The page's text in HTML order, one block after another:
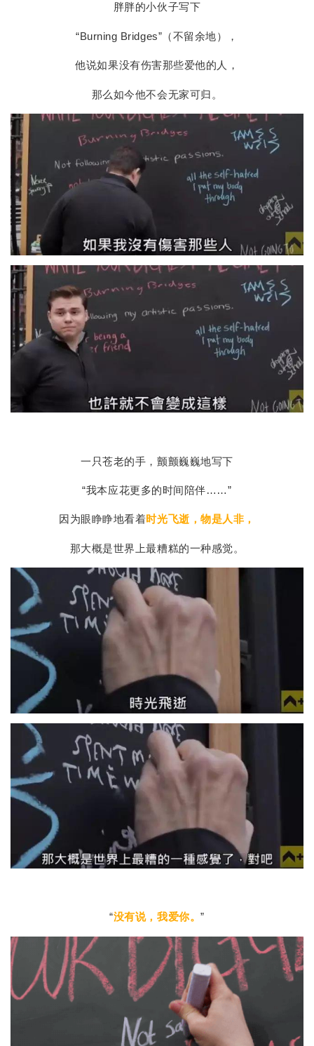
胖胖的小伙子写下
“Burning Bridges”（不留余地），
他说如果没有伤害那些爱他的人，
那么如今他不会无家可归。
一只苍老的手，颤颤巍巍地写下
“我本应花更多的时间陪伴……”
因为眼睁睁地看着时光飞逝，物是人非，
那大概是世界上最糟糕的一种感觉。
“没有说，我爱你。”